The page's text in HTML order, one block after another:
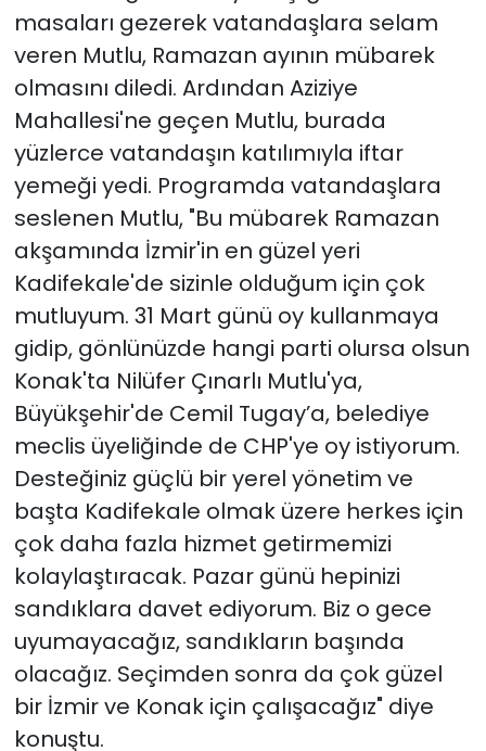
masaları gezerek vatandaşlara selam
veren Mutlu, Ramazan ayının mübarek
olmasını diledi. Ardından Aziziye
Mahallesi'ne geçen Mutlu, burada
yüzlerce vatandaşın katılımıyla iftar
yemeği yedi. Programda vatandaşlara
seslenen Mutlu, "Bu mübarek Ramazan
akşamında İzmir'in en güzel yeri
Kadifekale'de sizinle olduğum için çok
mutluyum. 31 Mart günü oy kullanmaya
gidip, gönlünüzde hangi parti olursa olsun
Konak'ta Nilüfer Çınarlı Mutlu'ya,
Büyükşehir'de Cemil Tugay’a, belediye
meclis üyeliğinde de CHP'ye oy istiyorum.
Desteğiniz güçlü bir yerel yönetim ve
başta Kadifekale olmak üzere herkes için
çok daha fazla hizmet getirmemizi
kolaylaştıracak. Pazar günü hepinizi
sandıklara davet ediyorum. Biz o gece
uyumayacağız, sandıkların başında
olacağız. Seçimden sonra da çok güzel
bir İzmir ve Konak için çalışacağız" diye
konuştu.